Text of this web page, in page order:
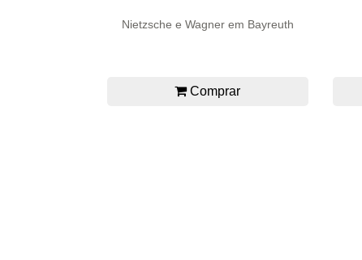
Nietzsche e Wagner em Bayreuth
Comprar